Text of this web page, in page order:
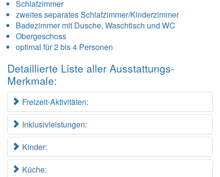
Schlafzimmer
zweites separates Schlafzimmer/Kinderzimmer
Badezimmer mit Dusche, Waschtisch und WC
Obergeschoss
optimal für 2 bis 4 Personen
Detaillierte Liste aller Ausstattungs-
Merkmale:
Freizeit-Aktivitäten:
Inklusivleistungen:
Kinder:
Küche: